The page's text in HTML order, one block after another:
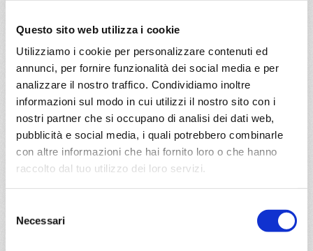
Questo sito web utilizza i cookie
Utilizziamo i cookie per personalizzare contenuti ed
annunci, per fornire funzionalità dei social media e per
analizzare il nostro traffico. Condividiamo inoltre
informazioni sul modo in cui utilizzi il nostro sito con i
nostri partner che si occupano di analisi dei dati web,
pubblicità e social media, i quali potrebbero combinarle
con altre informazioni che hai fornito loro o che hanno
raccolto dal tuo utilizzo dei loro servizi.
delNecessari
Mediterraneo8 giorni
Bari, Pireo, Smirne, Istanbul, Corfu, Bari
05/12/2026
€ 413
12/12/2026
€ 413
€ 733
€ 1.113
a partire da